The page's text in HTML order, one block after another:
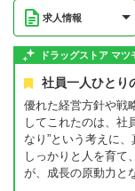
求人情報
ドラッグストア マ
社員一人ひとり
優れた経営方針や戦
してこれたのは、社
なり”という考えに
しっかりと人を育て
が、成長の原動力と